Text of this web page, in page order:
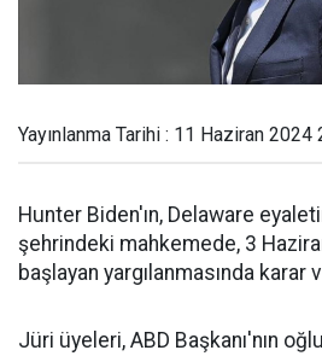
Yayınlanma Tarihi : 11 Haziran 2024
Hunter Biden'ın, Delaware
şehrindeki mahkemede, 3
başlayan yargılanmasında karar
Jüri üyeleri, ABD Başkanı'nın